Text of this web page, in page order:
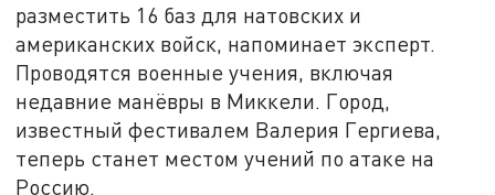
разместить 16 баз для натовских и
американских войск, напоминает эксперт.
Проводятся военные учения, включая
недавние манёвры в Миккели. Город,
известный фестивалем Валерия Гергиева,
теперь станет местом учений по атаке на
Россию.